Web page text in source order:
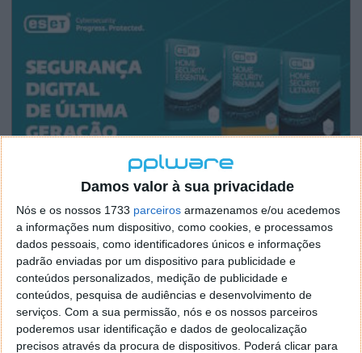
Damos valor à sua privacidade
Nós e os nossos 1733 parceiros armazenamos e/ou acedemos
a informações num dispositivo, como cookies, e processamos
dados pessoais, como identificadores únicos e informações
padrão enviadas por um dispositivo para publicidade e
conteúdos personalizados, medição de publicidade e
conteúdos, pesquisa de audiências e desenvolvimento de
serviços. Com a sua permissão, nós e os nossos parceiros
poderemos usar identificação e dados de geolocalização
precisos através da procura de dispositivos. Poderá clicar para